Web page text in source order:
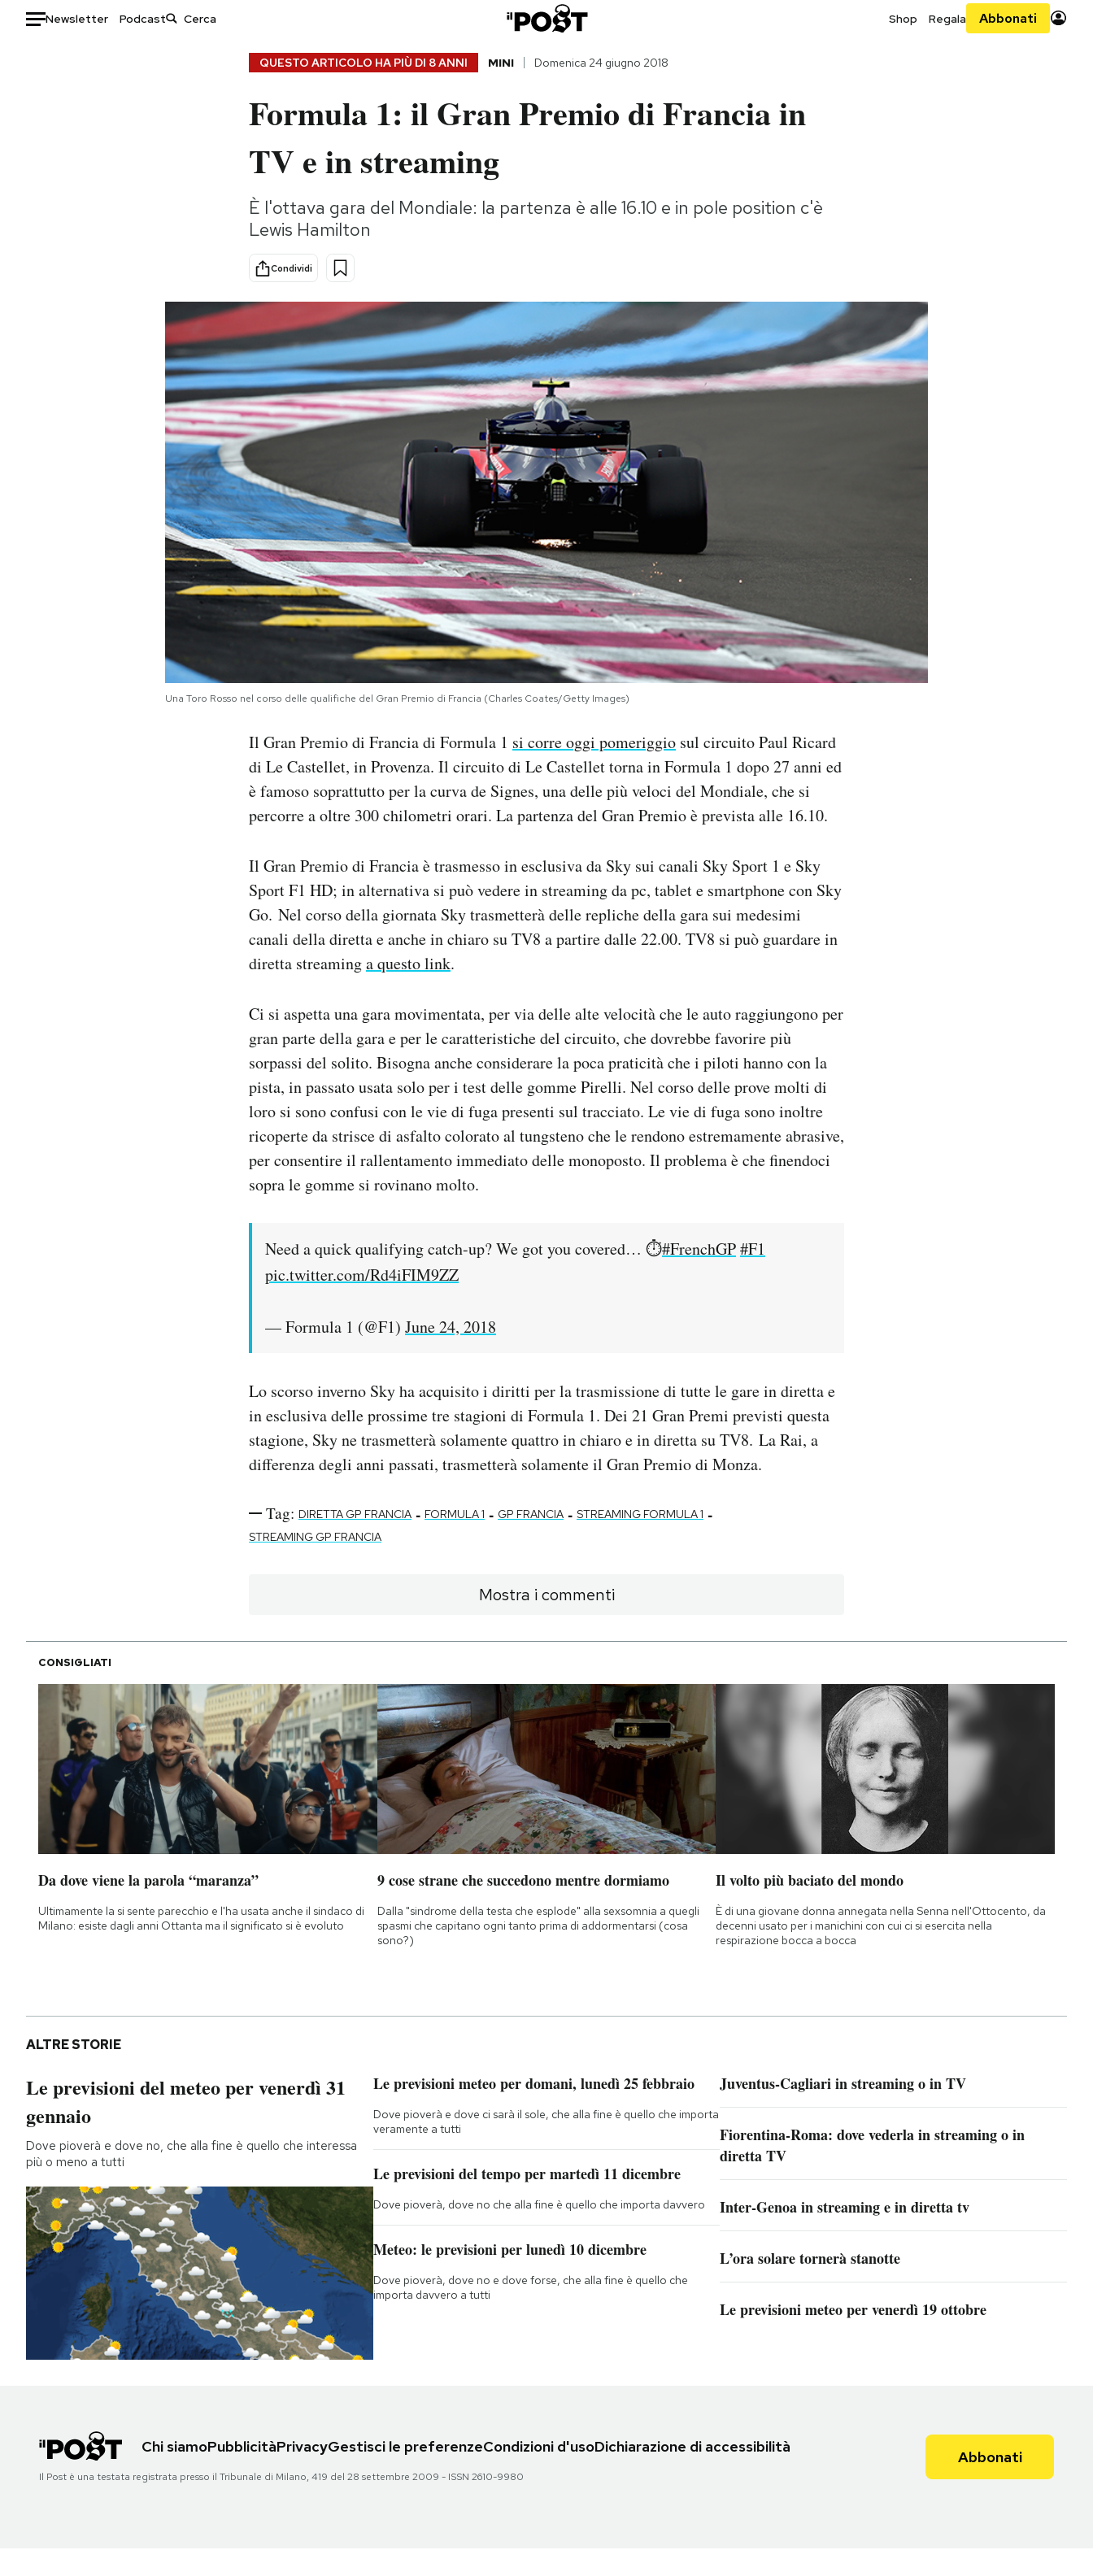
Newsletter Podcast Shop Regala Abbonati
Storie/Idee
Ok Boomer!
Altrecose
Mondiali calcio 2026
AREA PERSONALE
QUESTO ARTICOLO HA PIÙ DI 8 ANNI MINI Domenica 24 giugno 2018
Formula 1: il Gran Premio di Francia in
TV e in streaming
È l'ottava gara del Mondiale: la partenza è alle 16.10 e in pole position c'è
Lewis Hamilton
Condividi
Una Toro Rosso nel corso delle qualifiche del Gran Premio di Francia (Charles Coates/Getty Images)
Il Gran Premio di Francia di Formula 1 si corre oggi pomeriggio sul circuito Paul Ricard
di Le Castellet, in Provenza. Il circuito di Le Castellet torna in Formula 1 dopo 27 anni ed
è famoso soprattutto per la curva de Signes, una delle più veloci del Mondiale, che si
percorre a oltre 300 chilometri orari. La partenza del Gran Premio è prevista alle 16.10.
Il Gran Premio di Francia è trasmesso in esclusiva da Sky sui canali Sky Sport 1 e Sky
Sport F1 HD; in alternativa si può vedere in streaming da pc, tablet e smartphone con Sky
Go. Nel corso della giornata Sky trasmetterà delle repliche della gara sui medesimi
canali della diretta e anche in chiaro su TV8 a partire dalle 22.00. TV8 si può guardare in
diretta streaminga questo link.
Ci si aspetta una gara movimentata, per via delle alte velocità che le auto raggiungono per
gran parte della gara e per le caratteristiche del circuito, che dovrebbe favorire più
sorpassi del solito. Bisogna anche considerare la poca praticità che i piloti hanno con la
pista, in passato usata solo per i test delle gomme Pirelli. Nel corso delle prove molti di
loro si sono confusi con le vie di fuga presenti sul tracciato. Le vie di fuga sono inoltre
ricoperte da strisce di asfalto colorato al tungsteno che le rendono estremamente abrasive,
per consentire il rallentamento immediato delle monoposto. Il problema è che finendoci
sopra le gomme si rovinano molto.
Need a quick qualifying catch-up? We got you covered… ⏱#FrenchGP#F1
pic.twitter.com/Rd4iFIM9ZZ
— Formula 1 (@F1) June 24, 2018
Lo scorso inverno Sky ha acquisito i diritti per la trasmissione di tutte le gare in diretta e
in esclusiva delle prossime tre stagioni di Formula 1. Dei 21 Gran Premi previsti questa
stagione, Sky ne trasmetterà solamente quattro in chiaro e in diretta su TV8. La Rai, a
differenza degli anni passati, trasmetterà solamente il Gran Premio di Monza.
Tag: DIRETTA GP FRANCIA - FORMULA 1 - GP FRANCIA - STREAMING FORMULA 1 -
STREAMING GP FRANCIA
Mostra i commenti
CONSIGLIATI
Da dove viene la parola “maranza”
Ultimamente la si sente parecchio e l'ha usata anche il sindaco di
Milano: esiste dagli anni Ottanta ma il significato si è evoluto
9 cose strane che succedono mentre dormiamo
Dalla "sindrome della testa che esplode" alla sexsomnia a quegli
spasmi che capitano ogni tanto prima di addormentarsi (cosa
sono?)
Il volto più baciato del mondo
È di una giovane donna annegata nella Senna nell'Ottocento, da
decenni usato per i manichini con cui ci si esercita nella
respirazione bocca a bocca
ALTRE STORIE
Le previsioni del meteo per venerdì 31
gennaio
Dove pioverà e dove no, che alla fine è quello che interessa
più o meno a tutti
Le previsioni meteo per domani, lunedì 25 febbraio
Dove pioverà e dove ci sarà il sole, che alla fine è quello che importa
veramente a tutti
Le previsioni del tempo per martedì 11 dicembre
Dove pioverà, dove no che alla fine è quello che importa davvero
Meteo: le previsioni per lunedì 10 dicembre
Dove pioverà, dove no e dove forse, che alla fine è quello che
importa davvero a tutti
Juventus-Cagliari in streaming o in TV
Fiorentina-Roma: dove vederla in streaming o in
diretta TV
Inter-Genoa in streaming e in diretta tv
L’ora solare tornerà stanotte
Le previsioni meteo per venerdì 19 ottobre
Chi siamoPubblicitàPrivacyGestisci le preferenzeCondizioni d'usoDichiarazione di accessibilità
Il Post è una testata registrata presso il Tribunale di Milano, 419 del 28 settembre 2009 - ISSN 2610-9980
Abbonati